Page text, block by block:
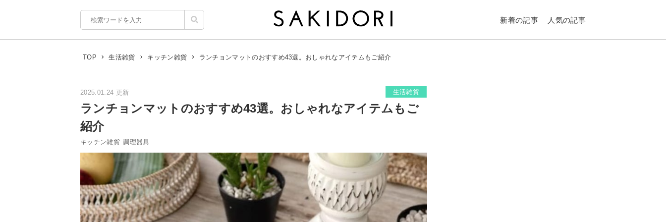
新着の記事 人気の記事
TOP 生活雑貨 キッチン雑貨 ランチョンマットのおすすめ43選。おしゃれなアイテムもご紹介
2025.01.24 更新 生活雑貨
ランチョンマットのおすすめ43選。おしゃれなアイテムもご
紹介
キッチン雑貨 調理器具